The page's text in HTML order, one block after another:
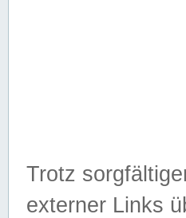
Trotz
externer Links